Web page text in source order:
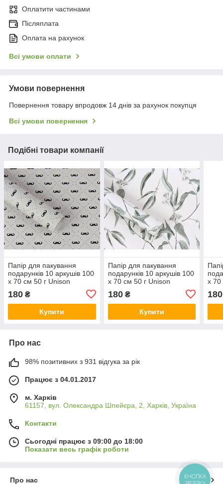
Оплатити частинами
Післяплата
Оплата на рахунок
Всі умови оплати
Умови повернення
Повернення товару впродовж 14 днів за рахунок покупця
Всі умови повернення
Подібні товари компанії
Папір для пакування
подарунків 10 аркушів 100
х 70 см 50 г Unison
180 ₴
Купити
Папір для пакування
подарунків 10 аркушів 100
х 70 см 50 г Unison
180₴
Купити
х 70
180
Про нас
98% позитивних з 931 відгука за рік
Працює з 04.01.2017
м. Харків
61157, вул. Олександра Шпейєра, 2, Харків, Україна
Контакти
Сьогодні працює з 09:00 до 18:00
Показати весь графік роботи
Про нас
КНОПКА